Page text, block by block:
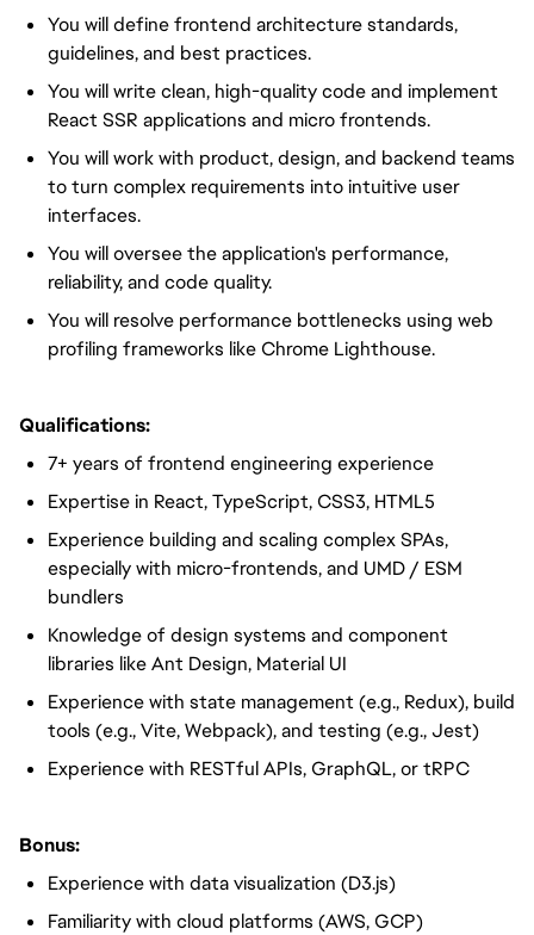
You will define frontend architecture standards,
guidelines, and best practices.
You will write clean, high-quality code and implement
React SSR applications and micro frontends.
You will work with product, design, and backend teams
to turn complex requirements into intuitive user
interfaces.
You will oversee the application's performance,
reliability, and code quality.
You will resolve performance bottlenecks using web
profiling frameworks like Chrome Lighthouse.
Qualifications:
7+ years of frontend engineering experience
Expertise in React, TypeScript, CSS3, HTML5
Experience building and scaling complex SPAs,
especially with micro-frontends, and UMD / ESM
bundlers
Knowledge of design systems and component
libraries like Ant Design, Material UI
Experience with state management (e.g., Redux), build
tools (e.g., Vite, Webpack), and testing (e.g., Jest)
Experience with RESTful APIs, GraphQL, or tRPC
Bonus:
Experience with data visualization (D3.js)
Familiarity with cloud platforms (AWS, GCP)